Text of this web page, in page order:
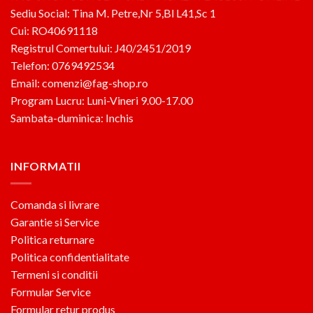
Sediu Social: Tina M. Petre,Nr 5,Bl L41,Sc 1
Cui: RO40691118
Registrul Comertului: J40/2451/2019
Telefon: 0769492534
Email: comenzi@fag-shop.ro
Program Lucru: Luni-Vineri 9.00-17.00
Sambata-duminica: Inchis
INFORMATII
Comanda si livrare
Garantie si Service
Politica returnare
Politica confidentialitate
Termeni si conditii
Formular Service
Formular retur produs